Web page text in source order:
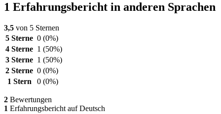
1 Erfahrungsbericht in anderen Sprachen
3,5 von 5 Sternen
5 Sterne 0 (0%)
4 Sterne 1 (50%)
3 Sterne 1 (50%)
2 Sterne 0 (0%)
1 Stern
0 (0%)
2 Bewertungen
1 Erfahrungsbericht auf Deutsch